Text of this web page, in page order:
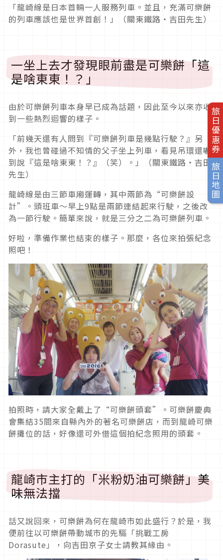
旅日優惠券
旅日地圖
「龍崎線是日本首輛一人服務列車。並且，充滿可樂餅
的列車應該也是世界首創！」（關東鐵路・吉田先生）
一坐上去才發現眼前盡是可樂餅「這
是啥東東！？」
由於可樂餅列車本身早已成為話題，因此至今以來亦收
到一些熱烈迴響的樣子。
「前幾天還有人問到『可樂餅列車是幾點行駛？』另
外，我也曾碰過不知情的父子坐上列車，看見吊環還嚇
到說『這是啥東東！？』（笑）。」（關東鐵路・吉田
先生）
龍崎線是由三節車廂運轉，其中兩節為“可樂餅設
計”。頭班車～早上9點是兩節連結起來行駛，之後改
為一節行駛。簡單來說，就是三分之二為可樂餅列車。
好啦，準備作業也結束的樣子。那麼，各位來拍張紀念
照吧！
拍照時，請大家全戴上了“可樂餅頭套”。可樂餅慶典
會集結35間來自縣內外的著名可樂餅店，而到龍崎可樂
餅攤位的話，好像還可外借這個拍紀念照用的頭套。
龍崎市主打的「米粉奶油可樂餅」美
味無法擋
話又說回來，可樂餅為何在龍崎市如此盛行？於是，我
便前往以可樂餅帶動城市的先驅「挑戰工房
Dorasute」，向吉田京子女士請教其緣由。